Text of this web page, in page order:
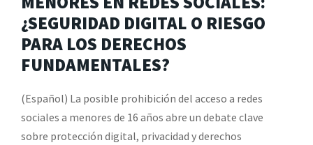
¿SEGURIDAD DIGITAL O RIESGO
PARA LOS DERECHOS
FUNDAMENTALES?
(Español) La posible prohibición del acceso a redes
sociales a menores de 16 años abre un debate clave
sobre protección digital, privacidad y derechos